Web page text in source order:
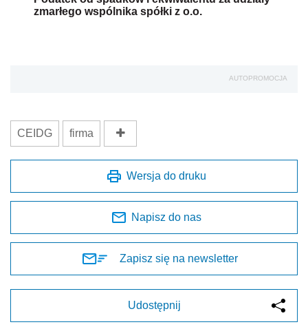
zmarłego wspólnika spółki z o.o.
AUTOPROMOCJA
CEIDG firma
Wersja do druku
Napisz do nas
Zapisz się na newsletter
Udostępnij